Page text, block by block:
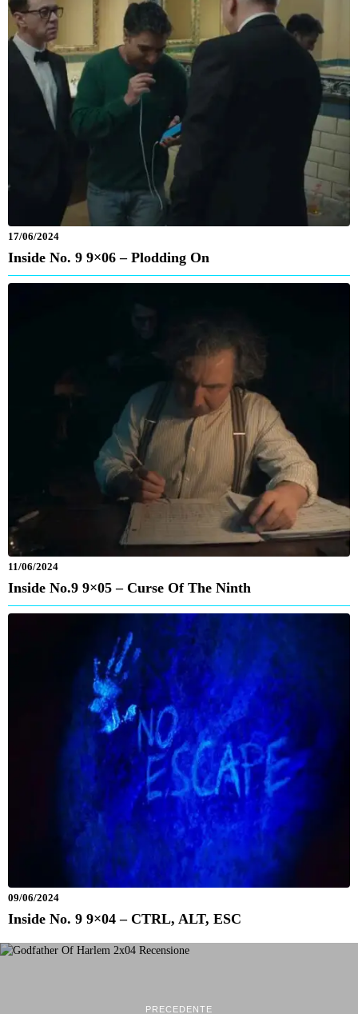
17/06/2024
Inside No. 9 9×06 – Plodding On
11/06/2024
Inside No.9 9×05 – Curse Of The Ninth
09/06/2024
Inside No. 9 9×04 – CTRL, ALT, ESC
PRECEDENTE